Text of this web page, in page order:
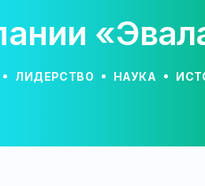
ЛИДЕРСТВО НАУКА